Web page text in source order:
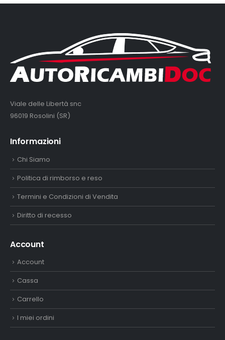
Viale delle Libertà snc
96019 Rosolini (SR)
Informazioni
Chi Siamo
Politica di rimborso e reso
Termini e Condizioni di Vendita
Diritto di recesso
Account
Account
Cassa
Carrello
I miei ordini